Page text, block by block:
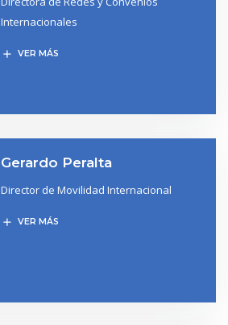
Internacionales
add VER MÁS
Gerardo Peralta
Director de Movilidad Internacional
add VER MÁS